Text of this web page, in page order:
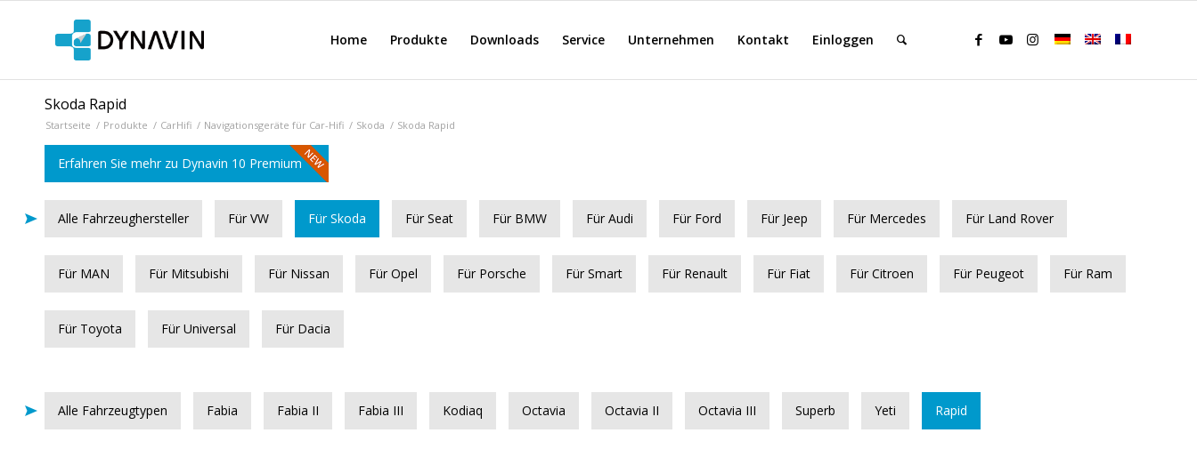
Home Produkte Downloads Service Unternehmen Kontakt Einloggen
Skoda Rapid
Startseite / Produkte / CarHifi / Navigationsgeräte für Car-Hifi / Skoda / Skoda Rapid
Erfahren Sie mehr zu Dynavin 10 Premium
Alle Fahrzeughersteller Für VW Für Skoda Für Seat Für BMW Für Audi Für Ford Für Jeep Für Mercedes Für Land Rover
Für MAN Für Mitsubishi Für Nissan Für Opel Für Porsche Für Smart Für Renault Für Fiat Für Citroen Für Peugeot Für Ram
Für Toyota Für Universal Für Dacia
Alle Fahrzeugtypen Fabia Fabia II Fabia III Kodiaq Octavia Octavia II Octavia III Superb Yeti Rapid